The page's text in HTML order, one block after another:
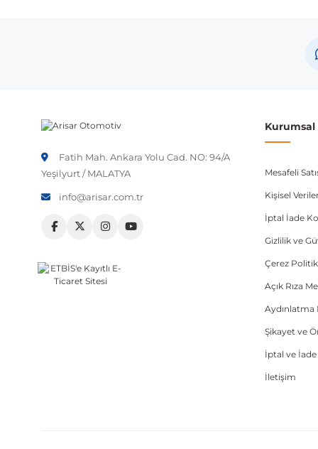
Araç üreticileri aynı model yılı içerisinde farklı
Fatih Mah. Ankara Yolu Cad. NO: 94/A
Yeşilyurt / MALATYA
info@arisar.com.tr
Mesafeli
Kişisel
İptal İade
Gizlilik ve
Çerez
Açık Rıza
Aydınlatma
Şikayet ve
İptal ve
İletişim